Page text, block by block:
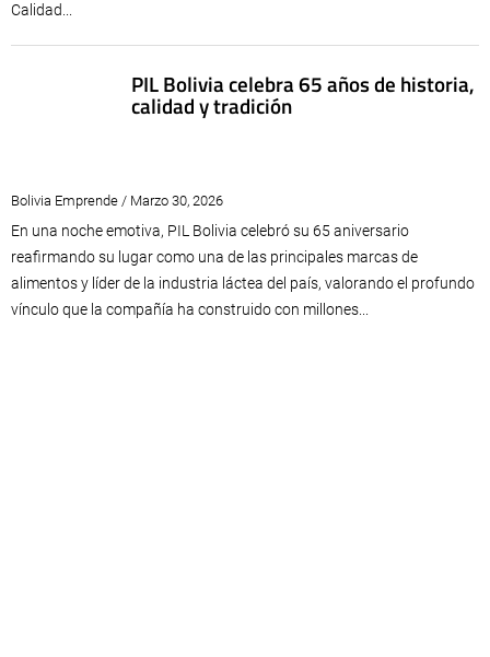
Calidad...
PIL Bolivia celebra 65 años de historia,
calidad y tradición
Bolivia Emprende / Marzo 30, 2026
En una noche emotiva, PIL Bolivia celebró su 65 aniversario
reafirmando su lugar como una de las principales marcas de
alimentos y líder de la industria láctea del país, valorando el profundo
vínculo que la compañía ha construido con millones...